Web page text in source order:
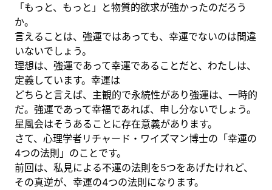
「もっと、もっと」と物質的欲求が強かったのだろう
か。
言えることは、強運ではあっても、幸運でないのは間違
いないでしょう。
理想は、強運であって幸運であることだと、わたしは、
定義しています。幸運は
どちらと言えば、主観的で永続性があり強運は、一時的
だ。強運であって幸福であれば、申し分ないでしょう。
星風会はそうあることに存在意義があります。
さて、心理学者リチャード・ワイズマン博士の「幸運の
4つの法則」のことです。
前回は、私見による不運の法則を5つをあげたけれど、
その真逆が、幸運の4つの法則になります。